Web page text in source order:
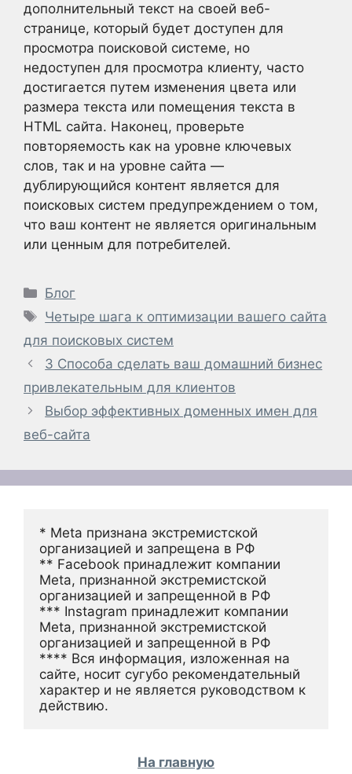
дополнительный текст на своей веб-
странице, который будет доступен для
просмотра поисковой системе, но
недоступен для просмотра клиенту, часто
достигается путем изменения цвета или
размера текста или помещения текста в
HTML сайта. Наконец, проверьте
повторяемость как на уровне ключевых
слов, так и на уровне сайта —
дублирующийся контент является для
поисковых систем предупреждением о том,
что ваш контент не является оригинальным
или ценным для потребителей.
Рубрики
Блог
Метки
Четыре шага к оптимизации вашего сайта
для поисковых систем
3 Способа сделать ваш домашний бизнес
привлекательным для клиентов
Выбор эффективных доменных имен для
веб-сайта
* Meta признана экстремистской
организацией и запрещена в РФ
** Facebook принадлежит компании
Meta, признанной экстремистской
организацией и запрещенной в РФ
*** Instagram принадлежит компании
Meta, признанной экстремистской
организацией и запрещенной в РФ
**** Вся информация, изложенная на
сайте, носит сугубо рекомендательный
характер и не является руководством к
действию.
На главную